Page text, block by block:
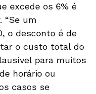
excede os 6% é
“Se um
o desconto é de
o custo total do
para muitos
horário ou
casos se